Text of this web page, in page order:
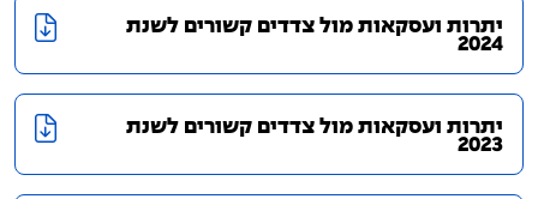
יתרות ועסקאות מול צדדים קשורים לשנת
2024
יתרות ועסקאות מול צדדים קשורים לשנת
2023